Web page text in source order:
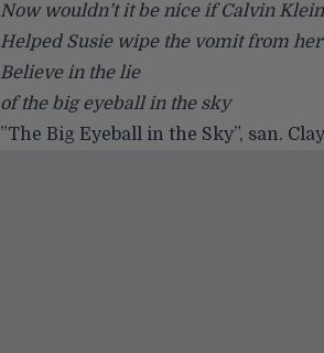
Now wouldn’t it be nice if Calvin Klein
Helped Susie wipe the vomit from
Believe in the lie
of the big eyeball in the sky
”The Big Eyeball in the Sky”, san.